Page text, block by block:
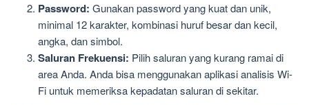
Password: Gunakan password yang kuat dan unik,
minimal 12 karakter, kombinasi huruf besar dan kecil,
angka, dan simbol.
Saluran Frekuensi: Pilih saluran yang kurang ramai di
area Anda. Anda bisa menggunakan aplikasi analisis Wi-
Fi untuk memeriksa kepadatan saluran di sekitar.